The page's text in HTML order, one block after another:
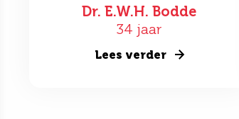
Dr. E.W.H. Bodde
34 jaar
Lees verder